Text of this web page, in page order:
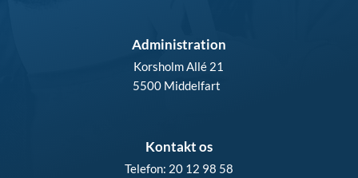
Administration
Korsholm Allé 21
5500 Middelfart
Kontakt os
Telefon: 20 12 98 58